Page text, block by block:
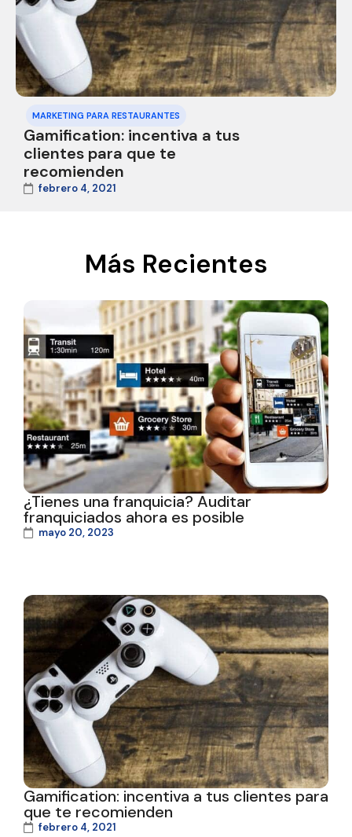
MARKETING PARA RESTAURANTES
Gamification: incentiva a tus
clientes para que te
recomienden
febrero 4, 2021
Más Recientes
¿Tienes una franquicia? Auditar
franquiciados ahora es posible
mayo 20, 2023
Gamification: incentiva a tus clientes para
que te recomienden
febrero 4, 2021